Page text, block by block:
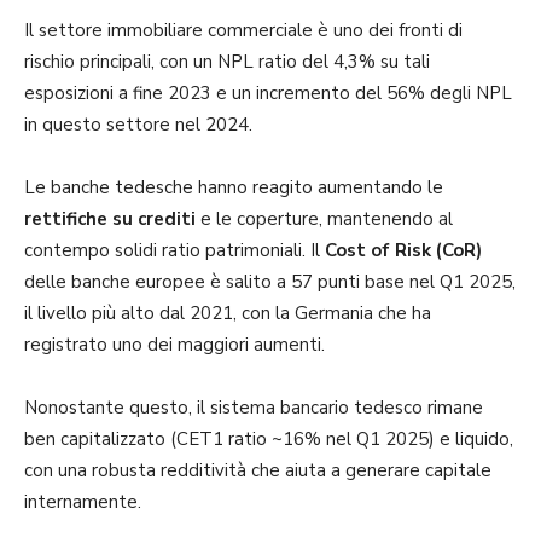
Il settore immobiliare commerciale è uno dei fronti di
rischio principali, con un NPL ratio del 4,3% su tali
esposizioni a fine 2023 e un incremento del 56% degli NPL
in questo settore nel 2024.
Le banche tedesche hanno reagito aumentando le
rettifiche su crediti e le coperture, mantenendo al
contempo solidi ratio patrimoniali. Il Cost of Risk (CoR)
delle banche europee è salito a 57 punti base nel Q1 2025,
il livello più alto dal 2021, con la Germania che ha
registrato uno dei maggiori aumenti.
Nonostante questo, il sistema bancario tedesco rimane
ben capitalizzato (CET1 ratio ~16% nel Q1 2025) e liquido,
con una robusta redditività che aiuta a generare capitale
internamente.